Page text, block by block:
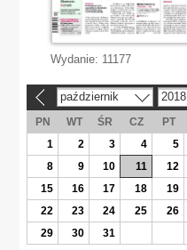
Wydanie: 11177
październik 2018
PN WT ŚR CZ PT
1
2 3 4 5
8
9 10 11 12
15
16 17 18 19
22
23 24 25 26
29
30 31